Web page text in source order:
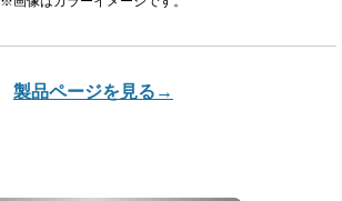
製品ページを見る→